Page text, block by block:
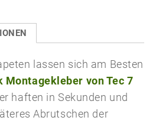
lassen sich am Besten
Montagekleber von Tec 7
haften in Sekunden und
Abrutschen der